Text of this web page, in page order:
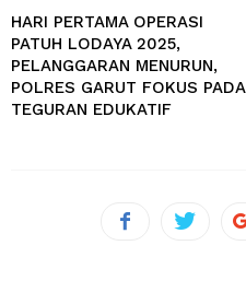
HARI PERTAMA OPERASI
PATUH LODAYA 2025,
PELANGGARAN MENURUN,
POLRES GARUT FOKUS PADA
TEGURAN EDUKATIF